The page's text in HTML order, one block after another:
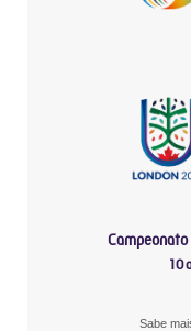
10
Sabe